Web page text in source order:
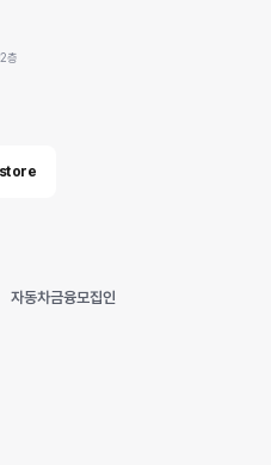
층
store
자동차금융모집인